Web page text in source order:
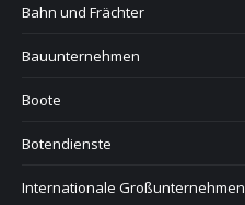
Bahn und Frächter
Bauunternehmen
Boote
Botendienste
Internationale Großunternehmen